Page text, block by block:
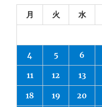
月 火 水
4 5 6
11 12 13
18 19 20